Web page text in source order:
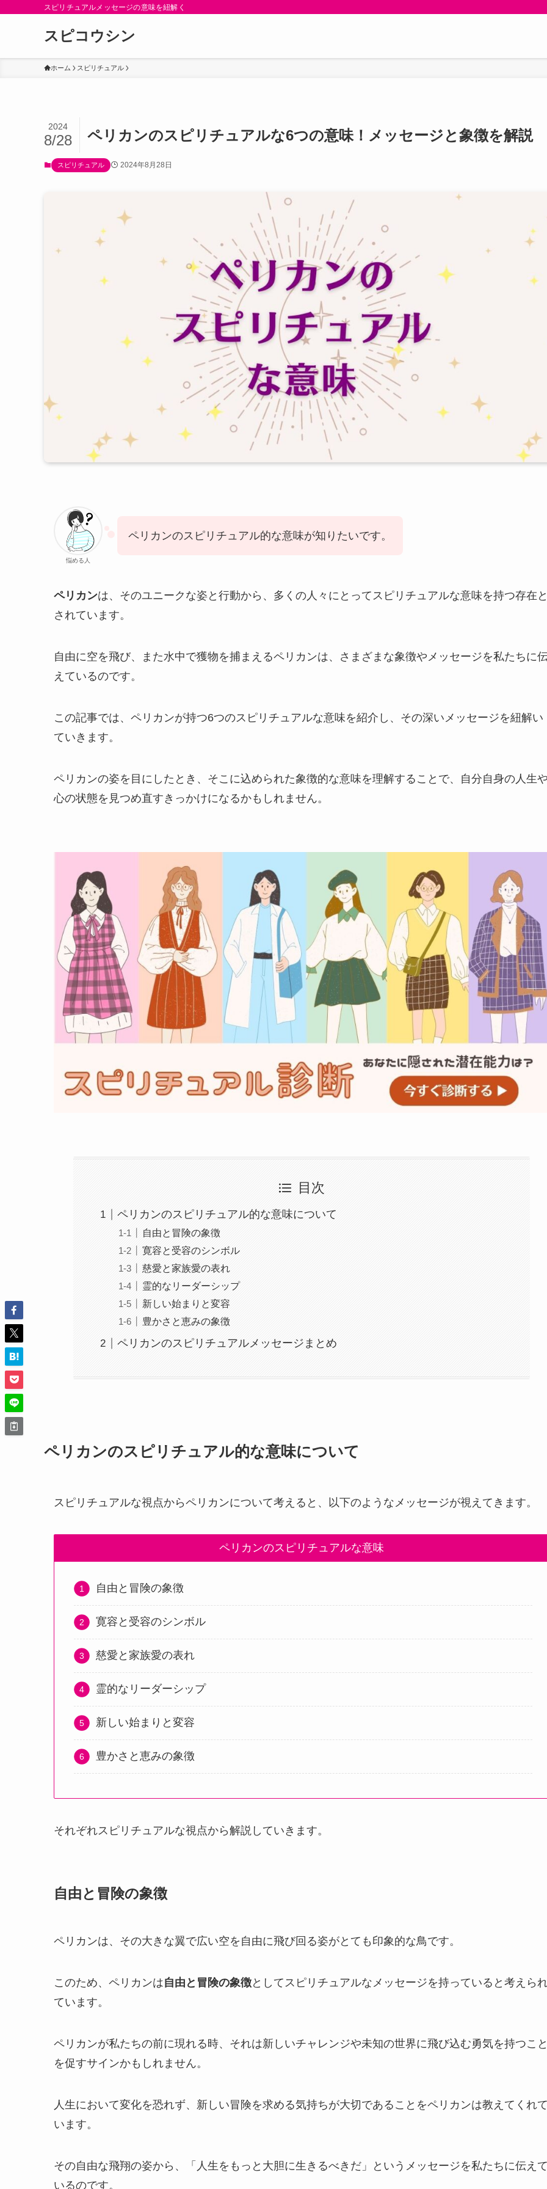
スピリチュアルメッセージの意味を紐解く
スピコウシン
ホーム スピリチュアル
ペリカンのスピリチュアルな6つの意味！メッセージと象徴を解説
2024
8/28
スピリチュアル 2024年8月28日
悩める人
ペリカンのスピリチュアル的な意味が知りたいです。
ペリカンは、そのユニークな姿と行動から、多くの人々にとってスピリチュアルな意味を持つ存在と
されています。
自由に空を飛び、また水中で獲物を捕まえるペリカンは、さまざまな象徴やメッセージを私たちに
えているのです。
この記事では、ペリカンが持つ6つのスピリチュアルな意味を紹介し、その深いメッセージを紐解い
ていきます。
ペリカンの姿を目にしたとき、そこに込められた象徴的な意味を理解することで、自分自身の人生や
心の状態を見つめ直すきっかけになるかもしれません。
目次
ペリカンのスピリチュアル的な意味について
自由と冒険の象徴
寛容と受容のシンボル
慈愛と家族愛の表れ
霊的なリーダーシップ
新しい始まりと変容
豊かさと恵みの象徴
ペリカンのスピリチュアルメッセージまとめ
ペリカンのスピリチュアル的な意味について
スピリチュアルな視点からペリカンについて考えると、以下のようなメッセージが視えてきます。
ペリカンのスピリチュアルな意味
自由と冒険の象徴
寛容と受容のシンボル
慈愛と家族愛の表れ
霊的なリーダーシップ
新しい始まりと変容
豊かさと恵みの象徴
それぞれスピリチュアルな視点から解説していきます。
自由と冒険の象徴
ペリカンは、その大きな翼で広い空を自由に飛び回る姿がとても印象的な鳥です。
このため、ペリカンは自由と冒険の象徴としてスピリチュアルなメッセージを持っていると考えら
ています。
ペリカンが私たちの前に現れる時、それは新しいチャレンジや未知の世界に飛び込む勇気を持つこと
を促すサインかもしれません。
人生において変化を恐れず、新しい冒険を求める気持ちが大切であることをペリカンは教えてくれて
います。
その自由な飛翔の姿から、「人生をもっと大胆に生きるべきだ」というメッセージを私たちに伝えて
いるのです。